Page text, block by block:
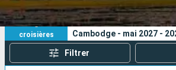
Ports
Rechercher
3
croisières
Vos critères de recherche :
Cambodge - mai 2027 -
Filtrer